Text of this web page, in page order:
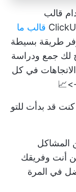
قالب
قالب ما
طريقة بسيطة
لك جمع ودراسة
في كل
>📈
قد بدأت للتو
المشاكل
أنت وفريقك
في المرة